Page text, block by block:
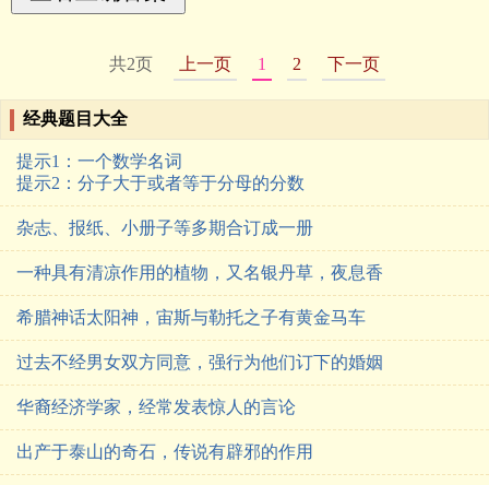
共2页 上一页 1 2 下一页
经典题目大全
提示1：一个数学名词
提示2：分子大于或者等于分母的分数
杂志、报纸、小册子等多期合订成一册
一种具有清凉作用的植物，又名银丹草，夜息香
希腊神话太阳神，宙斯与勒托之子有黄金马车
过去不经男女双方同意，强行为他们订下的婚姻
华裔经济学家，经常发表惊人的言论
出产于泰山的奇石，传说有辟邪的作用